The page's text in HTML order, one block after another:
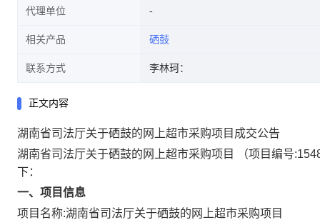
代理单位
相关产品 硒鼓
联系方式 李林珂：
正文内容
湖南省司法厅关于硒鼓的网上超市采购项目成交公告
湖南省司法厅关于硒鼓的网上超市采购项目
（项目编号:
下：
一、项目信息
项目名称:湖南省司法厅关于硒鼓的网上超市采购项目